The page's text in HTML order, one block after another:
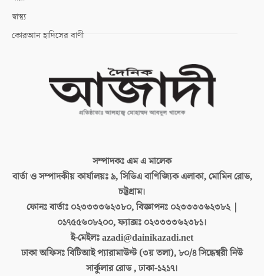
স্বাস্থ্য
কোরআন হাদিসের বাণী
সম্পাদকঃএম এ মালেক
বার্তা ও সম্পাদকীয় কার্যালয়ঃ৯, সিডিএ বাণিজ্যিক এলাকা, মোমিন রোড,
চট্টগ্রাম।
ফোনঃ বার্তাঃ ০২৩৩৩৩৬২৩৮০, বিজ্ঞাপনঃ ০২৩৩৩৩৬২৩৮২ |
০১৭৫৫৬০৮২০০, ফ্যাক্সঃ ০২৩৩৩৩৬২৩৮১।
ই-মেইলঃazadi@dainikazadi.net
ঢাকা অফিসঃবিটিআই প্যারামাউন্ট (৩য় তলা), ৮০/৪ সিদ্ধেশ্বরী নিউ
সার্কুলার রোড , ঢাকা-১২১৭।